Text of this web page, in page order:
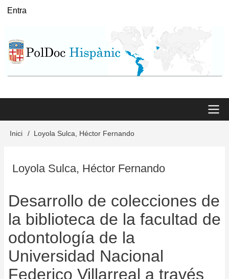
Vés
User
Entra
Main
Inici Loyola Sulca, Héctor Fernando
Loyola Sulca, Héctor Fernando
Desarrollo de colecciones de
la biblioteca de la facultad de
odontología de la
Universidad Nacional
Federico Villarreal a través